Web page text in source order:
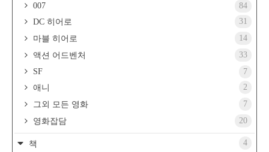
007
84
DC 히어로
31
마블 히어로
14
액션 어드벤처
33
SF
7
애니
2
그외 모든 영화
7
영화잡담
20
책 4